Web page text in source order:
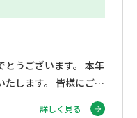
ございます。 本年
。 皆様にご多
詳しく見る